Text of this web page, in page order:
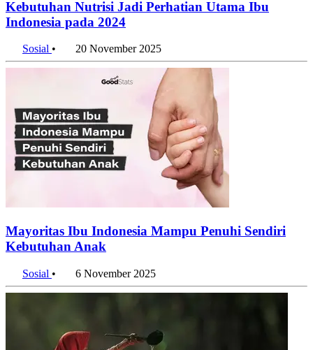
Kebutuhan Nutrisi Jadi Perhatian Utama Ibu
Indonesia pada 2024
Sosial• 20 November 2025
Mayoritas Ibu Indonesia Mampu Penuhi Sendiri
Sosial• 6 November 2025